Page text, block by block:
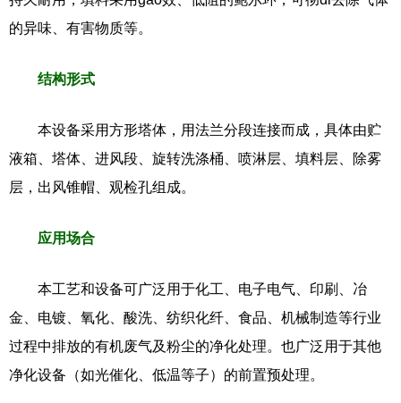
的异味、有害物质等。
结构形式
本设备采用方形塔体，用法兰分段连接而成，具体由贮
液箱、塔体、进风段、旋转洗涤桶、喷淋层、填料层、除雾
层，出风锥帽、观检孔组成。
应用场合
本工艺和设备可广泛用于化工、电子电气、印刷、冶
金、电镀、氧化、酸洗、纺织化纤、食品、机械制造等行业
过程中排放的有机废气及粉尘的净化处理。也广泛用于其他
净化设备（如光催化、低温等子） 的前置预处理。